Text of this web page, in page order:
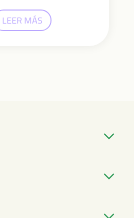
LEER MÁS